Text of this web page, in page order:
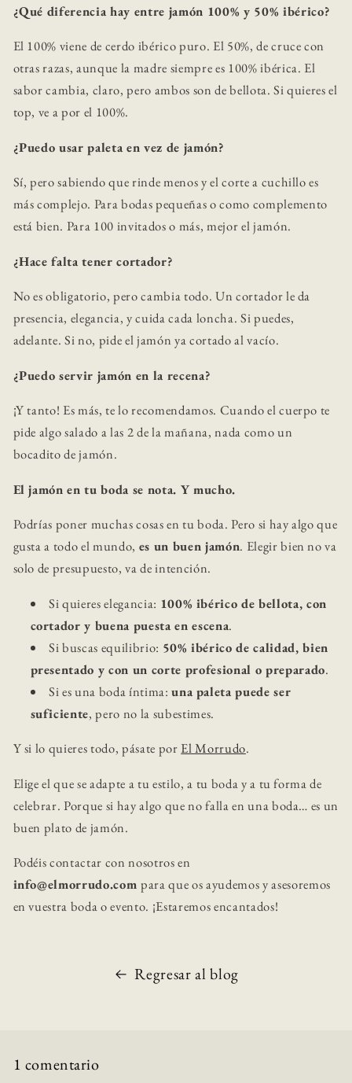
¿Qué diferencia hay entre jamón 100% y 50% ibérico?
El 100% viene de cerdo ibérico puro. El 50%, de cruce con
otras razas, aunque la madre siempre es 100% ibérica. El
sabor cambia, claro, pero ambos son de bellota. Si quieres el
top, ve a por el 100%.
¿Puedo usar paleta en vez de jamón?
Sí, pero sabiendo que rinde menos y el corte a cuchillo es
más complejo. Para bodas pequeñas o como complemento
está bien. Para 100 invitados o más, mejor el jamón.
¿Hace falta tener cortador?
No es obligatorio, pero cambia todo. Un cortador le da
presencia, elegancia, y cuida cada loncha. Si puedes,
adelante. Si no, pide el jamón ya cortado al vacío.
¿Puedo servir jamón en la recena?
¡Y tanto! Es más, te lo recomendamos. Cuando el cuerpo te
pide algo salado a las 2 de la mañana, nada como un
bocadito de jamón.
El jamón en tu boda se nota. Y mucho.
Podrías poner muchas cosas en tu boda. Pero si hay algo que
gusta a todo el mundo, es un buen jamón. Elegir bien no va
solo de presupuesto, va de intención.
Si quieres elegancia: 100% ibérico de bellota, con
cortador y buena puesta en escena.
Si buscas equilibrio: 50% ibérico de calidad, bien
presentado y con un corte profesional o preparado.
Si es una boda íntima:una paleta puede ser
suficiente, pero no la subestimes.
Y si lo quieres todo, pásate por El Morrudo.
Elige el que se adapte a tu estilo, a tu boda y a tu forma de
celebrar. Porque si hay algo que no falla en una boda… es un
buen plato de jamón.
Podéis contactar con nosotros en
info@elmorrudo.compara que os ayudemos y asesoremos
en vuestra boda o evento. ¡Estaremos encantados!
Regresar al blog
1 comentario